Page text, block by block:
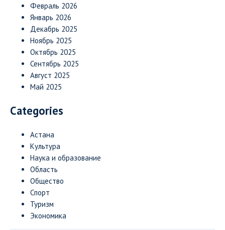
Февраль 2026
Январь 2026
Декабрь 2025
Ноябрь 2025
Октябрь 2025
Сентябрь 2025
Август 2025
Май 2025
Categories
Астана
Культура
Наука и образование
Область
Общество
Спорт
Туризм
Экономика